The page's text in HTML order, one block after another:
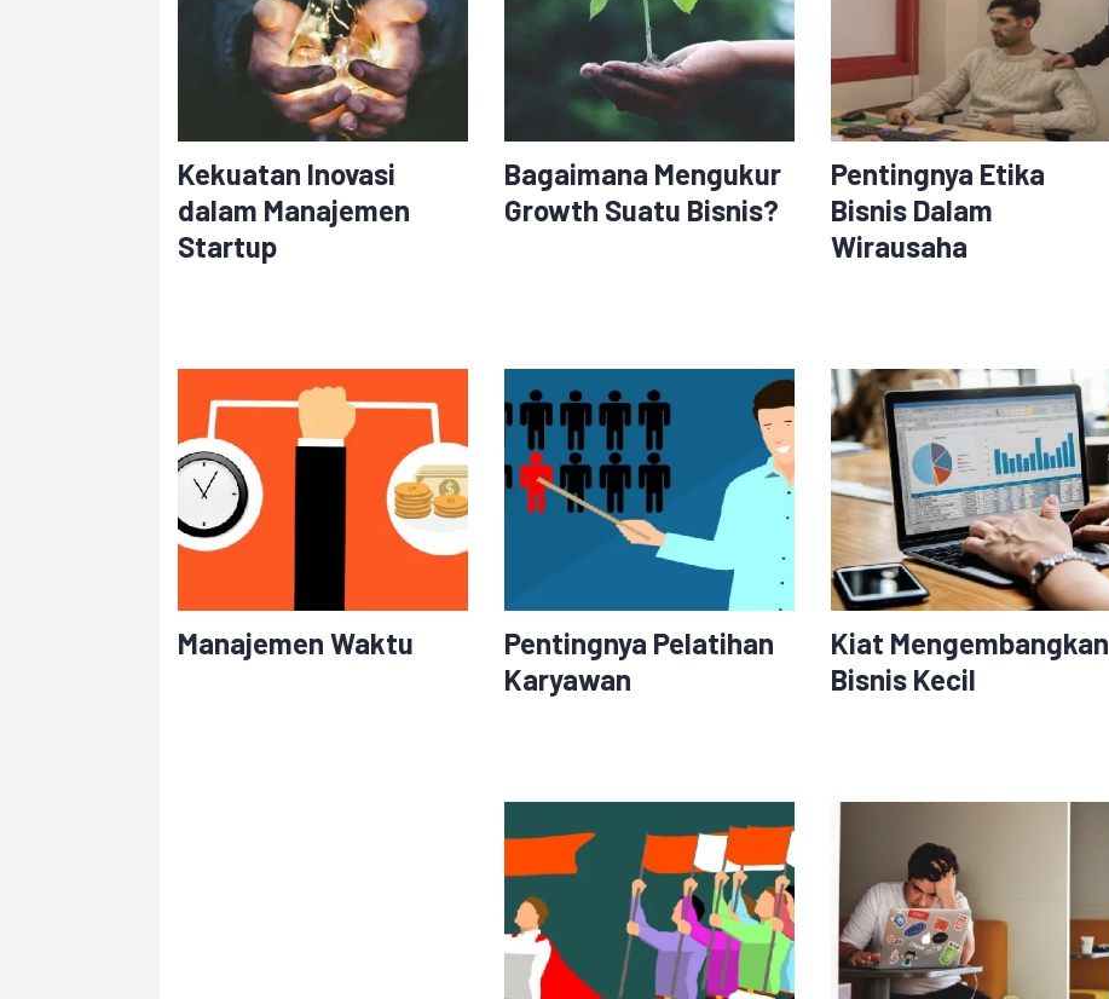
Kekuatan Inovasi
dalam Manajemen
Startup
Bagaimana Mengukur
Growth Suatu Bisnis?
Pentingnya Etika
Bisnis Dalam
Wirausaha
Manajemen Waktu
Pentingnya Pelatihan
Karyawan
Kiat Mengembangkan
Bisnis Kecil